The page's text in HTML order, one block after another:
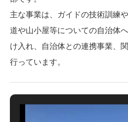
主な事業は、ガイドの技術訓練
道や山小屋等についての自治体
け入れ、自治体との連携事業、
行っています。